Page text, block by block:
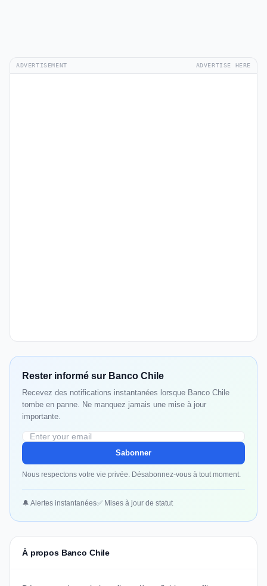
ADVERTISEMENT ADVERTISE HERE
Rester informé sur Banco Chile
Recevez des notifications instantanées lorsque Banco Chile
tombe en panne. Ne manquez jamais une mise à jour
importante.
Sabonner
Nous respectons votre vie privée. Désabonnez-vous à tout moment.
🔔 Alertes instantanées✅ Mises à jour de statut
À propos Banco Chile